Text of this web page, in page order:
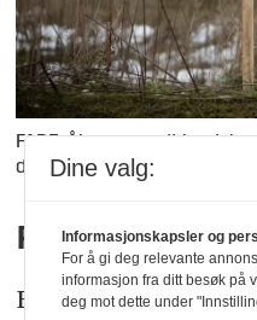
FARE: Åkrene rundt
dødninghoder. Foto: Espen
Russland tester
En annen
Dine valg:
Informasjonskapsler og
For å gi deg relevante
informasjon fra ditt besøk på
deg mot dette under